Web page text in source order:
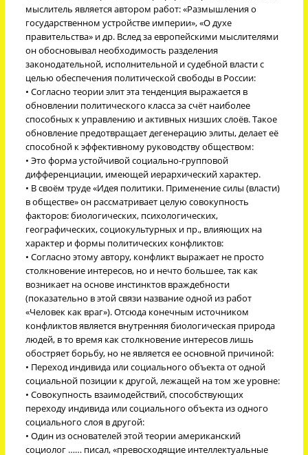
мыслитель является автором работ: «Размышления о
государственном устройстве империи», «О духе
правительства» и др. Вслед за европейскими мыслителями
он обосновывал необходимость разделения
законодательной, исполнительной и судебной власти с
целью обеспечения политической свободы в России:
• Согласно теории элит эта тенденция выражается в
обновлении политического класса за счёт наиболее
способных к управлению и активных низших слоёв. Такое
обновление предотвращает дегенерацию элиты, делает её
способной к эффективному руководству обществом:
• Это форма устойчивой социально-групповой
дифференциации, имеющей иерархический характер.
• В своём труде «Идея политики. Применение силы (власти)
в обществе» он рассматривает целую совокупность
факторов: биологических, психологических,
географических, социокультурных и пр., влияющих на
характер и формы политических конфликтов:
• Согласно этому автору, конфликт выражает не просто
столкновение интересов, но и нечто большее, так как
возникает на основе инстинктов враждебности
(показательно в этой связи название одной из работ
«Человек как враг»). Отсюда конечным источником
конфликтов является внутренняя биологическая природа
людей, в то время как столкновение интересов лишь
обостряет борьбу, но не является ее основной причиной:
• Переход индивида или социального объекта от одной
социальной позиции к другой, лежащей на том же уровне:
• Совокупность взаимодействий, способствующих
переходу индивида или социального объекта из одного
социального слоя в другой:
• Один из основателей этой теории американский
социолог …… писал, «превосходящие интеллектуальные